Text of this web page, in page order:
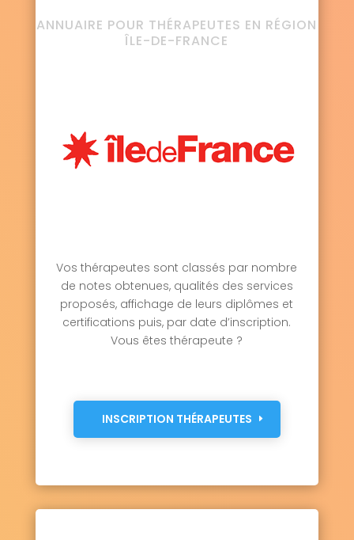
ANNUAIRE POUR THÉRAPEUTES EN RÉGION
ÎLE-DE-FRANCE
Vos thérapeutes sont classés par nombre
de notes obtenues, qualités des services
proposés, affichage de leurs diplômes et
certifications puis, par date d’inscription.
Vous êtes thérapeute ?
INSCRIPTION THÉRAPEUTES